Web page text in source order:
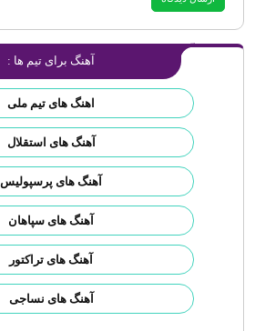
آهنگ برای تیم ها :
اهنگ های تیم ملی
آهنگ های استقلال
آهنگ های پرسپولیس
آهنگ های سپاهان
آهنگ های تراکتور
آهنگ های نساجی